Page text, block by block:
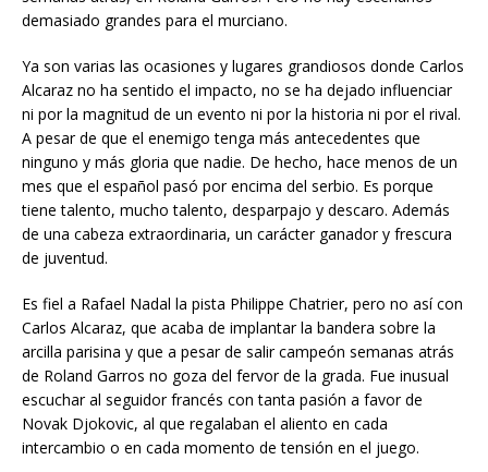
demasiado grandes para el murciano.
Ya son varias las ocasiones y lugares grandiosos donde Carlos
Alcaraz no ha sentido el impacto, no se ha dejado influenciar
ni por la magnitud de un evento ni por la historia ni por el rival.
A pesar de que el enemigo tenga más antecedentes que
ninguno y más gloria que nadie. De hecho, hace menos de un
mes que el español pasó por encima del serbio. Es porque
tiene talento, mucho talento, desparpajo y descaro. Además
de una cabeza extraordinaria, un carácter ganador y frescura
de juventud.
Es fiel a Rafael Nadal la pista Philippe Chatrier, pero no así con
Carlos Alcaraz, que acaba de implantar la bandera sobre la
arcilla parisina y que a pesar de salir campeón semanas atrás
de Roland Garros no goza del fervor de la grada. Fue inusual
escuchar al seguidor francés con tanta pasión a favor de
Novak Djokovic, al que regalaban el aliento en cada
intercambio o en cada momento de tensión en el juego.